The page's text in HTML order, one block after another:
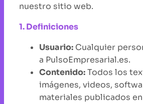
nuestro sitio web.
1. Definiciones
Usuario: Cualquier
a PulsoEmpresarial.es.
Contenido:Todos los
imágenes, videos,
materiales publicados en